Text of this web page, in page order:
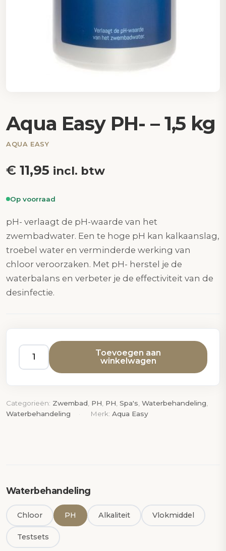
Aqua Easy PH- – 1,5 kg
AQUA EASY
€ 11,95 incl. btw
Op voorraad
pH- verlaagt de pH-waarde van het
zwembadwater. Een te hoge pH kan kalkaanslag,
troebel water en verminderde werking van
chloor veroorzaken. Met pH- herstel je de
waterbalans en verbeter je de effectiviteit van de
desinfectie.
Aqua
1,5
Toevoegen aan
winkelwagen
Categorieën: Zwembad PH PH Spa's Waterbehandeling
Waterbehandeling
Merk: Aqua Easy
Waterbehandeling
Chloor PH Alkaliteit Vlokmiddel
Testsets